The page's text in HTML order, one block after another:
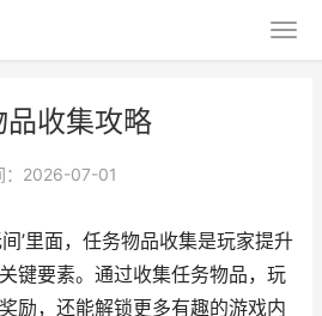
收集攻略
：2026-07-01
’里面，任务物品收集是玩家提升
键要素。通过收集任务物品，玩
励，还能解锁更多有趣的游戏内